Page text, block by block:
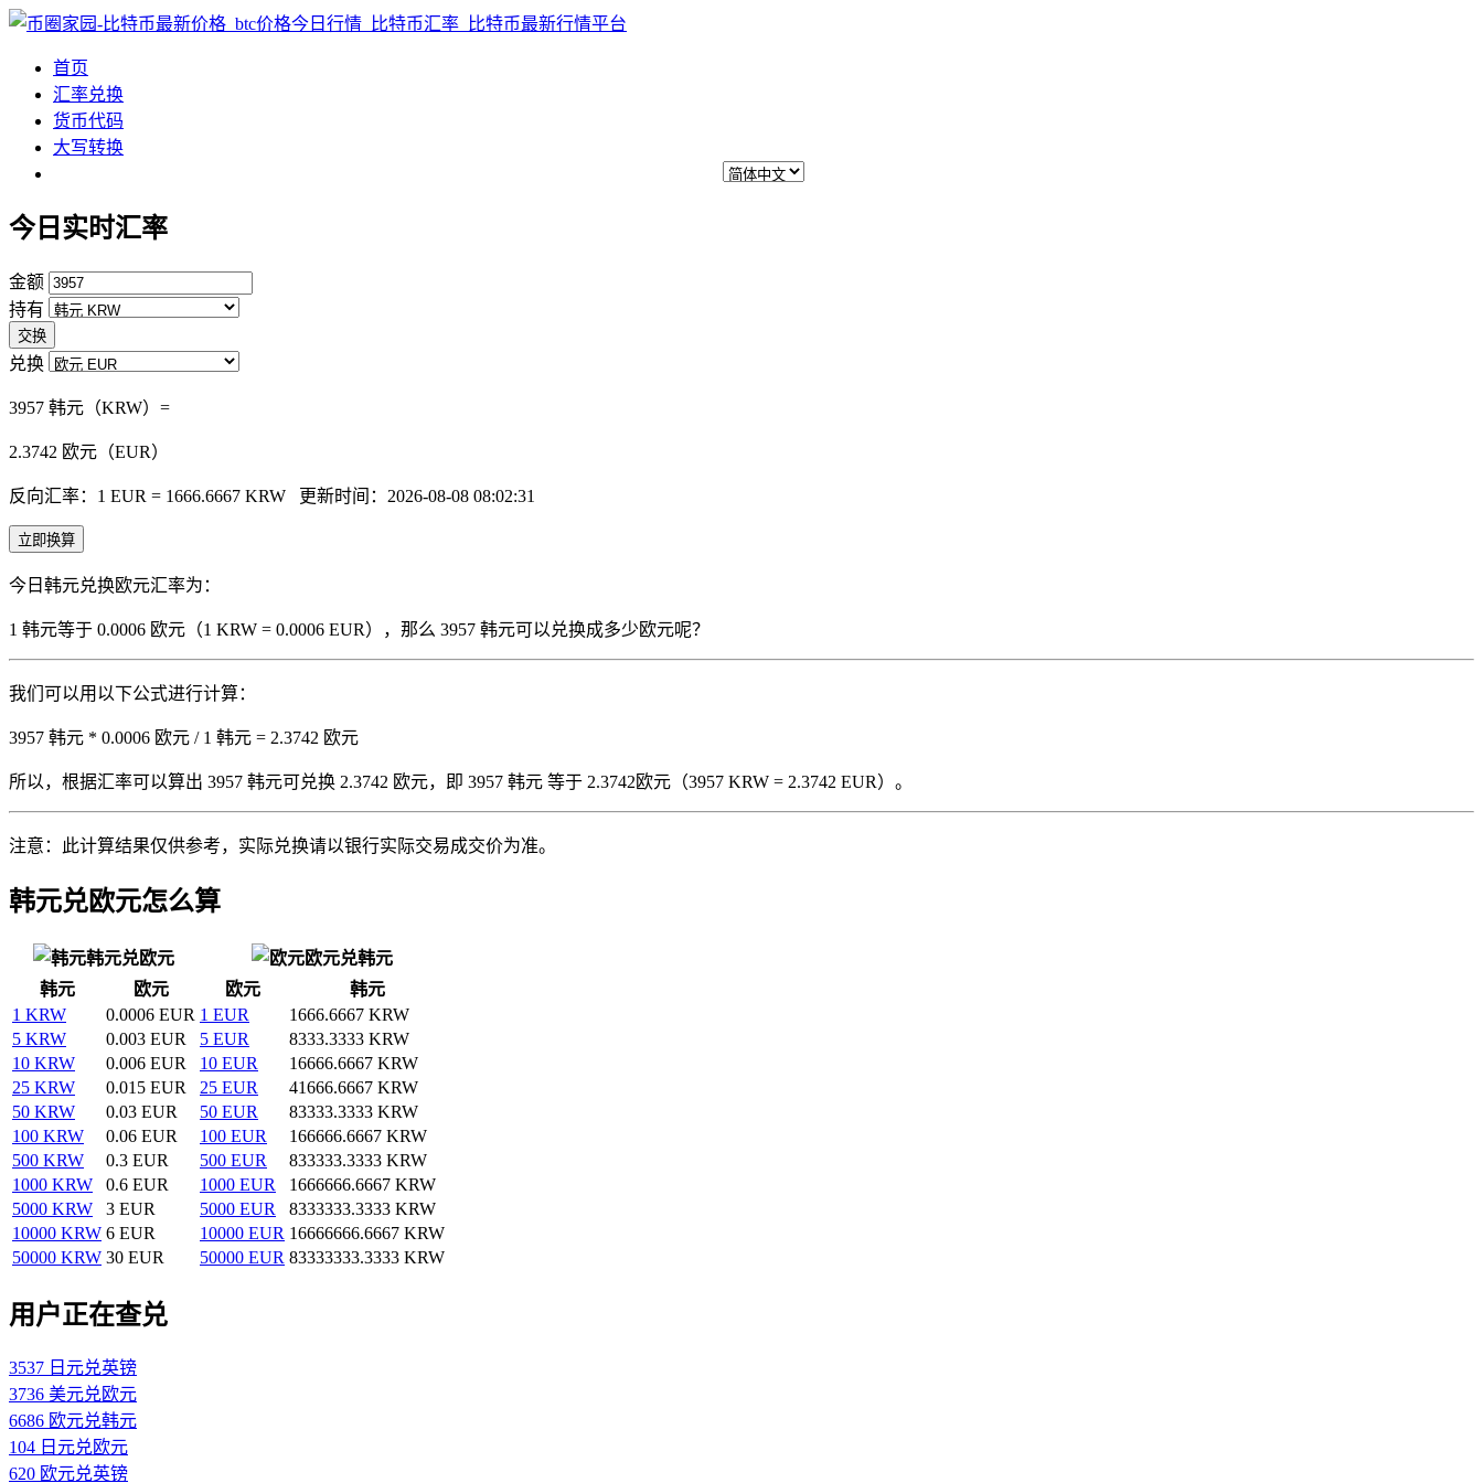
首页
汇率兑换
货币代码
大写转换
今日实时汇率
金额
持有
交换
兑换
3957 韩元（KRW）=
2.3742 欧元（EUR）
反向汇率：1 EUR = 1666.6667 KRW 更新时间：2026-08-08 08:02:31
立即换算
今日韩元兑换欧元汇率为：
1 韩元等于 0.0006 欧元（1 KRW = 0.0006 EUR），那么 3957 韩元可以兑换成多少欧元呢？
我们可以用以下公式进行计算：
3957 韩元 * 0.0006 欧元 / 1 韩元 = 2.3742 欧元
所以，根据汇率可以算出 3957 韩元可兑换 2.3742 欧元，即 3957 韩元 等于 2.3742欧元（3957 KRW = 2.3742 EUR）。
注意：此计算结果仅供参考，实际兑换请以银行实际交易成交价为准。
韩元兑欧元怎么算
韩元兑欧元
欧元兑韩元
韩元
欧元 欧元
韩元
1 KRW
0.0006 EUR 1 EUR
1666.6667 KRW
5 KRW
0.003 EUR 5 EUR
8333.3333 KRW
10 KRW
0.006 EUR 10 EUR
16666.6667 KRW
25 KRW
0.015 EUR 25 EUR
41666.6667 KRW
50 KRW
0.03 EUR 50 EUR
83333.3333 KRW
100 KRW
0.06 EUR 100 EUR
166666.6667 KRW
500 KRW
0.3 EUR 500 EUR
833333.3333 KRW
1000 KRW
0.6 EUR 1000 EUR
1666666.6667 KRW
5000 KRW
3 EUR 5000 EUR
8333333.3333 KRW
10000 KRW 6 EUR 10000 EUR 16666666.6667 KRW
50000 KRW 30 EUR 50000 EUR 83333333.3333 KRW
用户正在查兑
3537 日元兑英镑
3736 美元兑欧元
6686 欧元兑韩元
104 日元兑欧元
620 欧元兑英镑